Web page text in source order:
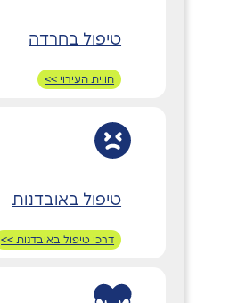
טיפול בחרדה
חווית העירוי >>
טיפול באובדנות
דרכי טיפול באובדנות >>